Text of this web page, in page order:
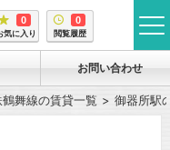
0
気に入り
0
閲覧履歴
お問い合わせ
舞線の賃貸一覧 御器所駅